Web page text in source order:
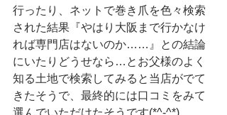
行ったり、ネットで巻き爪を色々検索
された結果『やはり大阪まで行かなけ
れば専門店はないのか……』との結論
にいたりどうせなら…とお父様のよく
知る土地で検索してみると当店がでて
きたそうで、最終的には口コミをみて
選んでいただけたそうです(*^-^*)